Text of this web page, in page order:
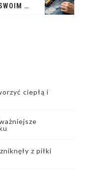
DAJ DRUGIE ŻYCIE SWOIM UBRANIOM: KOMPLEKSOWY PRZEWODNIK PO NAPRAWIE
ciepłą i
z piłki